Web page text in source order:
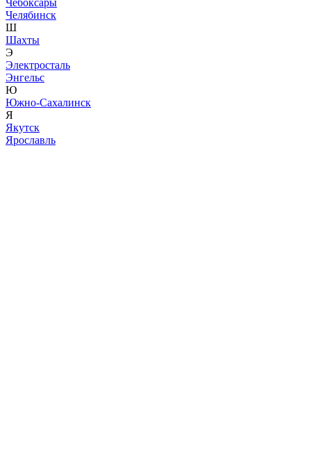
Чебоксары
Челябинск
Ш
Шахты
Э
Электросталь
Энгельс
Ю
Южно-Сахалинск
Я
Якутск
Ярославль